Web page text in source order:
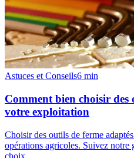
Astuces et Conseils6 min
Comment bien choisir des
votre exploitation
Choisir des outils de ferme
opérations agricoles. Suivez
choix.